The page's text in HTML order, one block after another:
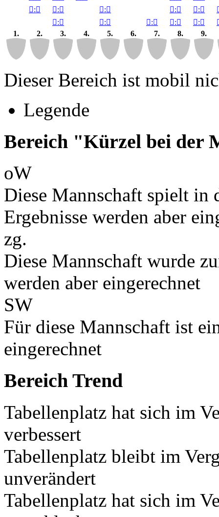
1. 2. 3. 4. 5. 6. 7. 8. 9.
: : : : :
: : : : :
Dieser Bereich ist mobil
Legende
Bereich "Kürzel bei der
oW
Diese Mannschaft spielt in
Ergebnisse werden aber
zg.
Diese Mannschaft wurde
werden aber eingerechnet
SW
Für diese Mannschaft ist
eingerechnet
Bereich Trend
Tabellenplatz hat sich im
verbessert
Tabellenplatz bleibt im
unverändert
Tabellenplatz hat sich im